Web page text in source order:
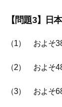
【問題3】日
（1） およそ
（2） およそ
（3） およそ